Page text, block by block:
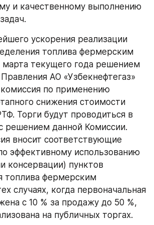
и качественному выполнению
ускорения реализации
топлива фермерским
марта текущего года решением
АО «Узбекнефтегаз»
по применению
снижения стоимости
Торги будут проводиться в
решением данной Комиссии.
вносит соответствующие
эффективному использованию
консервации) пунктов
топлива фермерским
случаях, когда первоначальная
с 10 % за продажу до 50 %,
на публичных торгах.